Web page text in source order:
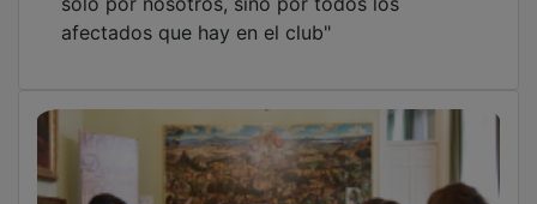
afectados que hay en el club"